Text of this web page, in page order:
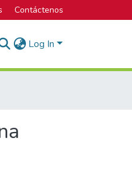
Contáctenos
Log In